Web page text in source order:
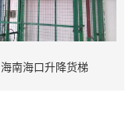
海南海口升降货梯